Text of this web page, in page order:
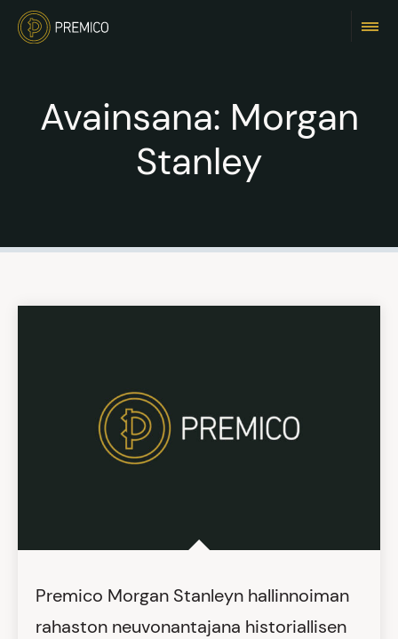
Avainsana: Morgan
Stanley
Premico Morgan Stanleyn hallinnoiman
rahaston neuvonantajana historiallisen